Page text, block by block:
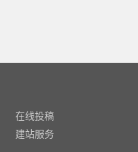
在线投稿
建站服务